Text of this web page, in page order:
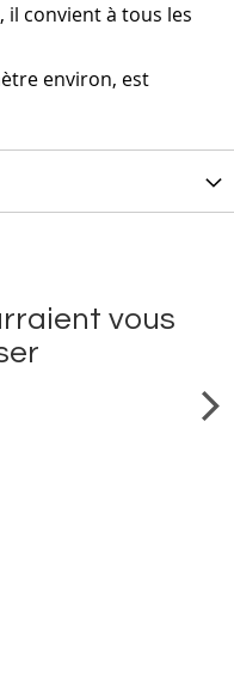
il convient à tous les
environ, est
vous